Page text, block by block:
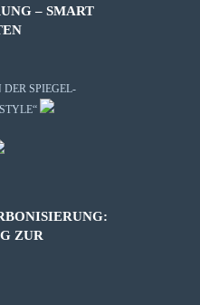
– SMART
SPIEGEL-
ZUR